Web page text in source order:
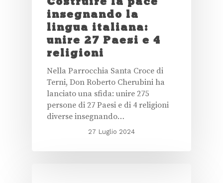
insegnando la
lingua italiana:
unire 27 Paesi e 4
religioni
Nella Parrocchia Santa Croce di
Terni, Don Roberto Cherubini ha
lanciato una sfida: unire 275
persone di 27 Paesi e di 4 religioni
diverse insegnando…
27 Luglio 2024